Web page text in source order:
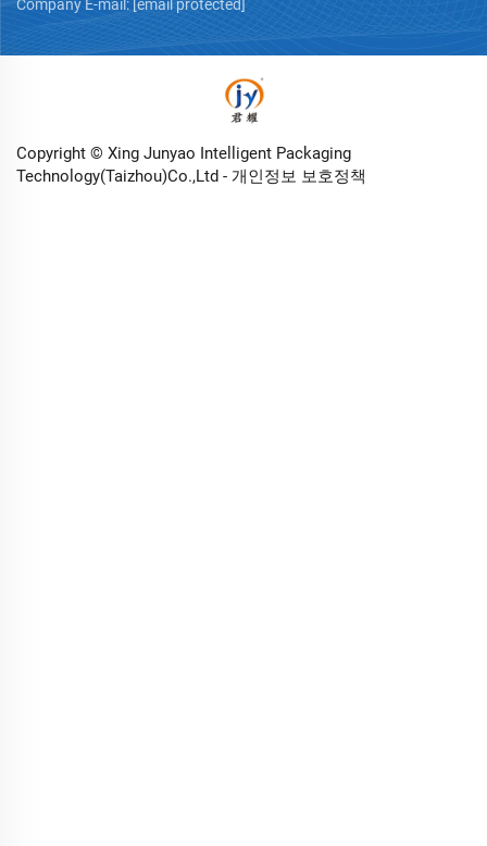
Company E-mail: [email protected]
Copyright © Xing Junyao Intelligent Packaging
Technology(Taizhou)Co.,Ltd - 개인정보 보호정책